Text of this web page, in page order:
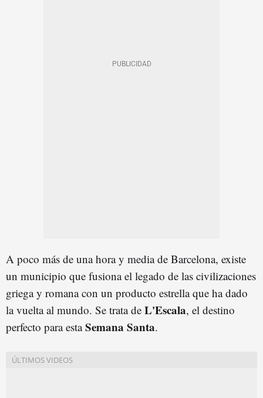
A poco más de una hora y media de Barcelona, existe
un municipio que fusiona el legado de las civilizaciones
griega y romana con un producto estrella que ha dado
la vuelta al mundo. Se trata de L'Escala, el destino
perfecto para estaSemana Santa.